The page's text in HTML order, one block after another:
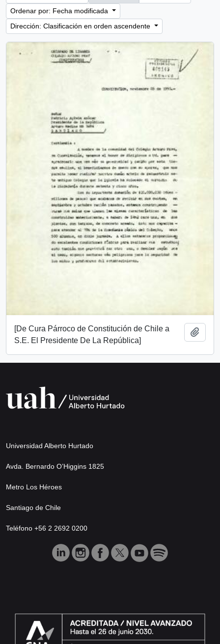
Ordenar por: Fecha modificada
Dirección: Clasificación en orden ascendente
[De Cura Párroco de Constitución de Chile a
S.E. El Presidente De La República]
Universidad Alberto Hurtado
Avda. Bernardo O’Higgins 1825
Metro Los Héroes
Santiago de Chile
Teléfono +56 2 2692 0200